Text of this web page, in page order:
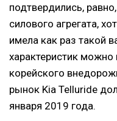
подтвердились,
силового агрегата,
имела как раз такой
характеристик
корейского
рынок Kia Telluride
января 2019 года.